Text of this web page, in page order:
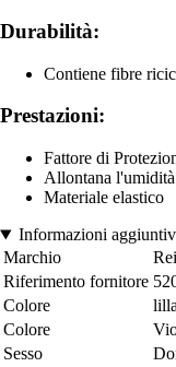
Durabilità:
Contiene fibre
Prestazioni:
Fattore di
Allontana
Materiale elastico
Informazioni
Marchio
Riferimento fornitore
Colore
Colore
Sesso